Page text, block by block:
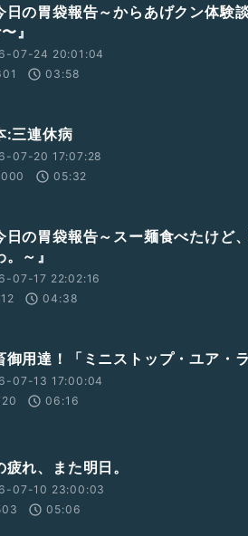
日の胃袋報告～からあげクン体験
』
07-24 20:01:04
03:58
:三連休病
07-20 17:07:28
05:32
日の胃袋報告～スー麺食べたけど
。～』
07-17 22:02:16
04:38
御用達！「ミニストップ・ユア・ラ
07-13 17:00:04
06:16
疲れ、また明日。
07-10 23:00:03
05:06